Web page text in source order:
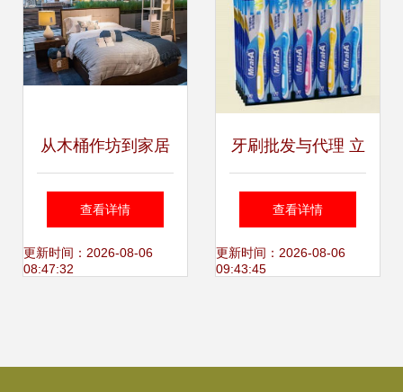
从木桶作坊到家居
帝国 Crate &
Barrel为何能俘获
查看详情
更新时间：2026-08-06
08:47:32
牙刷批发与代理 立
足市场机遇，深拓
2002型号优享政策
查看详情
更新时间：2026-08-06
09:43:45